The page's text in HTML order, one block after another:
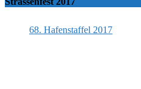
68. Hafenstaffel 2017